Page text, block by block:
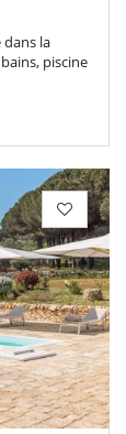
dans la
piscine